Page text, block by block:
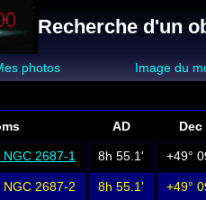
Recherche d'un
photos Image du
AD Dec
2687-1 8h 55.1' +49°
NGC 2687-2 8h 55.1' +49°